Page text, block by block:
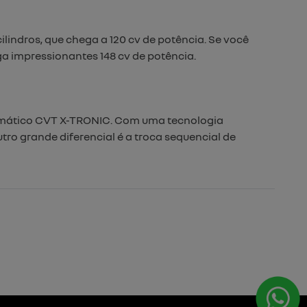
que chega a 120 cv de potência. Se você
impressionantes 148 cv de potência.
CVT X-TRONIC. Com uma tecnologia
grande diferencial é a troca sequencial de